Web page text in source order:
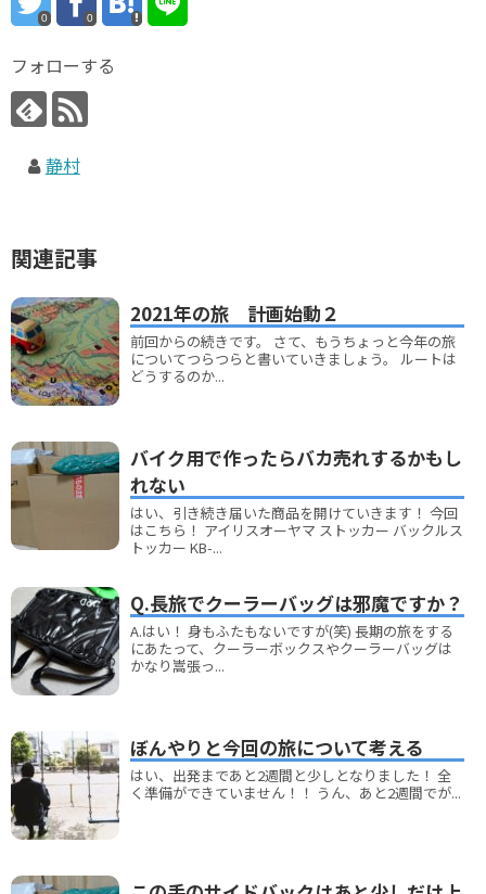
0 0
フォローする
静村
関連記事
2021年の旅 計画始動２
前回からの続きです。 さて、もうちょっと今年の旅
についてつらつらと書いていきましょう。 ルートは
どうするのか...
バイク用で作ったらバカ売れするかもし
れない
はい、引き続き届いた商品を開けていきます！ 今回
はこちら！ アイリスオーヤマ ストッカー バックルス
トッカー KB-...
Q.長旅でクーラーバッグは邪魔ですか？
A.はい！ 身もふたもないですが(笑) 長期の旅をする
にあたって、クーラーボックスやクーラーバッグは
かなり嵩張っ...
ぼんやりと今回の旅について考える
はい、出発まであと2週間と少しとなりました！ 全
く準備ができていません！！ うん、あと2週間でが...